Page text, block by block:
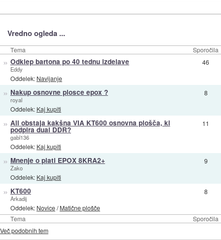
Vredno ogleda ...
Tema Sporočila
Tema Sporočila
» Odklep bartona po 40 tednu izdelave
Eddy
Oddelek: Navijanje
46
» Nakup osnovne plosce epox ?
royal
Oddelek: Kaj kupiti
8
» Ali obstaja kakšna VIA KT600 osnovna plošča, ki
podpira dual DDR?
gabl136
Oddelek: Kaj kupiti
11
» Mnenje o plati EPOX 8KRA2+
Zako
Oddelek: Kaj kupiti
9
» KT600
Arkadij
Oddelek: Novice/Matične plošče
8
Več podobnih tem